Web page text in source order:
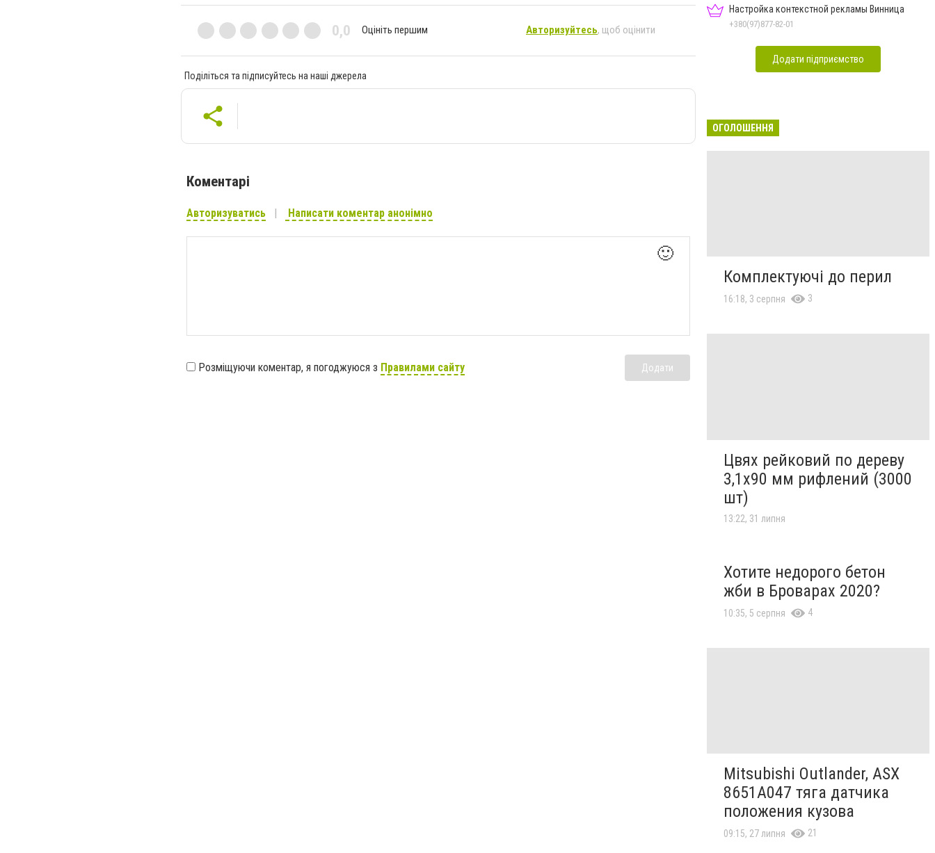
0,0 Оцініть першим Авторизуйтесь, щоб оцінити
Поділіться та підписуйтесь на наші джерела
Коментарі
Авторизуватись Написати коментар анонімно
🙂
Розміщуючи коментар, я погоджуюся з Правилами сайту Додати
Настройка контекстной рекламы Винница
+380(97)877-82-01
Додати підприємство
ОГОЛОШЕННЯ
Комплектуючі до перил
16:18, 3 серпня 3
Цвях рейковий по дереву
3,1х90 мм рифлений (3000
шт)
13:22, 31 липня
Хотите недорого бетон
жби в Броварах 2020?
10:35, 5 серпня 4
Mitsubishi Outlander, ASX
8651A047 тяга датчика
положения кузова
09:15, 27 липня 21